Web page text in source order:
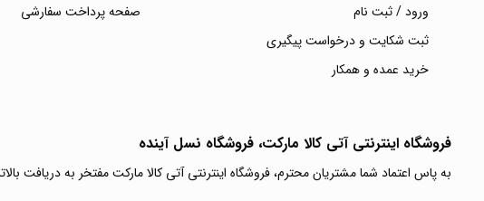
ورود / ثبت نام
ثبت شکایت و درخواست پیگیری
خرید عمده و همکار
صفحه پرداخت سفارشی
فروشگاه اینترنتی آتی‌ کالا مارکت، فروشگاه نسل آینده
به پاس اعتماد شما مشتریان محترم، فروشگاه اینترنتی آتی کالا مارکت مفتخر به دریافت